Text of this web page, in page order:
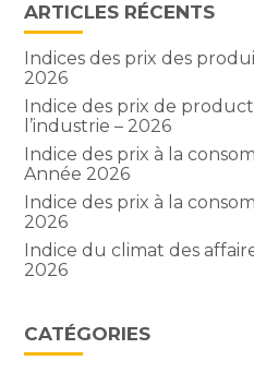
ARTICLES RÉCENTS
Indices des prix des
2026
Indice des prix de
l’industrie – 2026
Indice des prix à la
Année 2026
Indice des prix à la
2026
Indice du climat des
2026
CATÉGORIES